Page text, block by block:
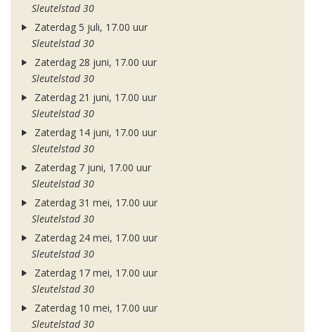
Sleutelstad 30
Zaterdag 5 juli, 17.00 uur
Sleutelstad 30
Zaterdag 28 juni, 17.00 uur
Sleutelstad 30
Zaterdag 21 juni, 17.00 uur
Sleutelstad 30
Zaterdag 14 juni, 17.00 uur
Sleutelstad 30
Zaterdag 7 juni, 17.00 uur
Sleutelstad 30
Zaterdag 31 mei, 17.00 uur
Sleutelstad 30
Zaterdag 24 mei, 17.00 uur
Sleutelstad 30
Zaterdag 17 mei, 17.00 uur
Sleutelstad 30
Zaterdag 10 mei, 17.00 uur
Sleutelstad 30